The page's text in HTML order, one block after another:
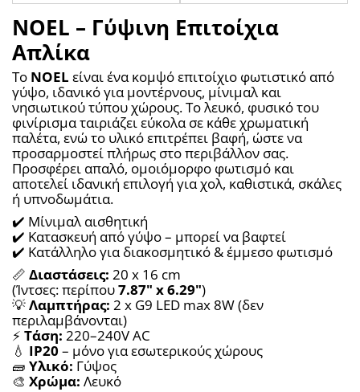
NOEL – Γύψινη Επιτοίχια
Απλίκα
Το NOEL είναι ένα κομψό επιτοίχιο φωτιστικό από
γύψο, ιδανικό για μοντέρνους, μίνιμαλ και
νησιωτικού τύπου χώρους. Το λευκό, φυσικό του
φινίρισμα ταιριάζει εύκολα σε κάθε χρωματική
παλέτα, ενώ το υλικό επιτρέπει βαφή, ώστε να
προσαρμοστεί πλήρως στο περιβάλλον σας.
Προσφέρει απαλό, ομοιόμορφο φωτισμό και
αποτελεί ιδανική επιλογή για χολ, καθιστικά, σκάλες
ή υπνοδωμάτια.
✔️ Μίνιμαλ αισθητική
✔️ Κατασκευή από γύψο – μπορεί να βαφτεί
✔️ Κατάλληλο για διακοσμητικό & έμμεσο φωτισμό
📏 Διαστάσεις: 20 x 16 cm
(Ίντσες: περίπου 7.87" x 6.29")
💡 Λαμπτήρας: 2 x G9 LED max 8W (δεν
περιλαμβάνονται)
⚡ Τάση: 220–240V AC
💧 IP20 – μόνο για εσωτερικούς χώρους
🧱 Υλικό: Γύψος
🎨 Χρώμα: Λευκό